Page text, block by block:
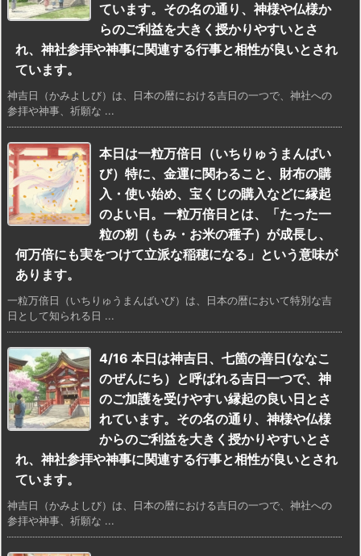
ています。その名の通り、神様や仏様か
らのご利益を大きく授かりやすいとさ
れ、神社参拝や神事に関連する行事と相性が良いとされ
ています。
神吉日（かみよしび）は、日本の暦における吉日の一つで、神社への
参拝や神事、祈願な ...
本日は一粒万倍日（いちりゅうまんばい
び）特に、金運に関わること、財布の購
入・使い始め、宝くじの購入などに縁起
のよい日。一粒万倍日とは、「たった一
粒の籾（もみ・お米の種子）が成長し、
何万倍にも実をつけて立派な稲穂になる」という意味が
あります。
一粒万倍日（いちりゅうまんばいび）は、日本の暦において特別な吉
日として知られる日 ...
4/16 本日は神吉日、七箇の善日(ななこ
のぜんにち）と呼ばれる吉日一つで、神
のご加護を受けやすい縁起の良い日とさ
れています。その名の通り、神様や仏様
からのご利益を大きく授かりやすいとさ
れ、神社参拝や神事に関連する行事と相性が良いとされ
ています。
神吉日（かみよしび）は、日本の暦における吉日の一つで、神社への
参拝や神事、祈願な ...